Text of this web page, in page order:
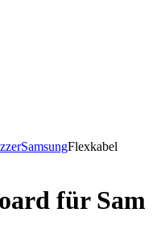
SamsungFlexkabel
für Sam